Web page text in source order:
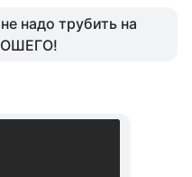
надо трубить на